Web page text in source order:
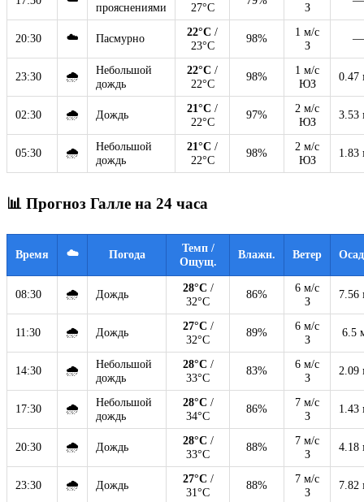
прояснениями
27°C
З
20:30 ☁️ Пасмурно 22°C /
23°C
98%
1 м/с
З
—
23:30 🌧
Небольшой
дождь
22°C /
22°C
98%
1 м/с
ЮЗ
0.47
02:30 🌧 Дождь 21°C /
22°C
97%
2 м/с
ЮЗ
3.53
05:30 🌧
Небольшой
дождь
21°C /
22°C
98%
2 м/с
ЮЗ
1.83
📊 Прогноз Галле на 24 часа
Время ☁️ Погода
Темп /
Ощущ.
Влажн. Ветер
08:30 🌧 Дождь 28°C /
32°C
86%
6 м/с
З
7.56
11:30 🌧 Дождь 27°C /
32°C
89%
6 м/с
З
6.5
14:30 🌧
Небольшой
дождь
28°C /
33°C
83%
6 м/с
З
2.09
17:30 🌧
Небольшой
дождь
28°C /
34°C
86%
7 м/с
З
1.43
20:30 🌧 Дождь 28°C /
33°C
88%
7 м/с
З
4.18
23:30 🌧 Дождь 27°C /
31°C
88%
7 м/с
З
7.82